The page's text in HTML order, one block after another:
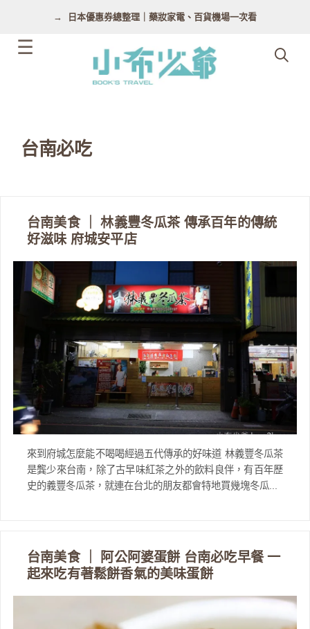
日本優惠券總整理｜藥妝家電、百貨機場一次看
台南必吃
台南美食 ｜ 林義豐冬瓜茶 傳承百年的傳統
好滋味 府城安平店
來到府城怎麼能不喝喝經過五代傳承的好味道 林義豐冬瓜茶
是龔少來台南，除了古早味紅茶之外的飲料良伴，有百年歷
史的義豐冬瓜茶，就連在台北的朋友都會特地買幾塊冬瓜...
台南美食 ｜ 阿公阿婆蛋餅 台南必吃早餐 一
起來吃有著鬆餅香氣的美味蛋餅